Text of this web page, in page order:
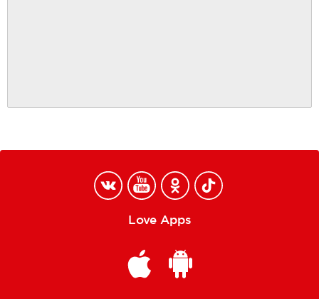
Love Apps